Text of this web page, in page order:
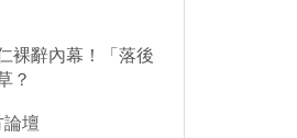
裸辭內幕！「落後
？
壇